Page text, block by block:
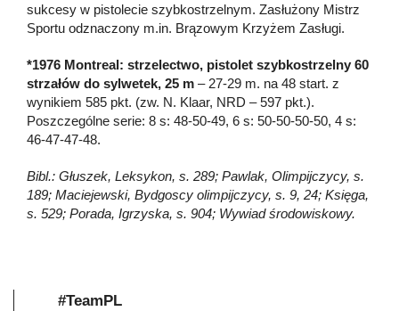
sukcesy w pistolecie szybkostrzelnym. Zasłużony Mistrz
Sportu odznaczony m.in. Brązowym Krzyżem Zasługi.
*1976 Montreal: strzelectwo, pistolet szybkostrzelny 60
strzałów do sylwetek, 25 m – 27-29 m. na 48 start. z
wynikiem 585 pkt. (zw. N. Klaar, NRD – 597 pkt.).
Poszczególne serie: 8 s: 48-50-49, 6 s: 50-50-50-50, 4 s:
46-47-47-48.
Bibl.: Głuszek, Leksykon, s. 289; Pawlak, Olimpijczycy, s.
189; Maciejewski, Bydgoscy olimpijczycy, s. 9, 24; Księga,
s. 529; Porada, Igrzyska, s. 904; Wywiad środowiskowy.
#TeamPL